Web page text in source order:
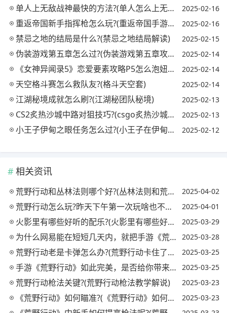
单人上无敌战神最快的方法?(单人怎么上无敌战神) 2025-02-16
重返帝国新手指挥枪怎么玩?(重返帝国手游玩法) 2025-02-16
禁忌之地的结局是什么?(禁忌之地结局解读) 2025-02-15
伪装游戏第五章怎么过?(伪装游戏第五章攻略) 2025-02-14
《女神异闻录5》恋爱要素攻略P5怎么泡妞?(女神异闻录5恋爱怎么合成) 2025-02-14
天空格斗赛怎么救队友?(格斗天空套) 2025-02-14
江湖秘境成就怎么刷?(江湖秘团队秘境) 2025-02-13
CS2炙热沙城中路对狙技巧?(csgo炙热沙城2中门穿点) 2025-02-13
小王子伊甸之眼任务怎么过?(小王子在伊甸之眼怎么过) 2025-02-12
相关资讯
荒野行动和丛林法则哪个好?(丛林法则和荒野行动哪个先出) 2025-04-02
荒野行动怎么玩?昨天下午第一次玩啥也不会，新手指南没有，而且画质还差，你怎么看? 2025-04-01
火影里有哪些好听的配乐?(火影里有哪些好听的配乐歌曲) 2025-03-29
为什么网易能在短短几天内，就把手游《荒野行动》移植到PC上了呢? 2025-03-28
荒野行动老是卡弹怎么办?(荒野行动卡住了怎么办) 2025-03-25
手游《荒野行动》如此完美，是否给你带来了愉快的吃鸡体验?(游戏 荒野行动) 2025-03-25
荒野行动枪法关键?(荒野行动枪法教学解说) 2025-03-23
《荒野行动》如何瞄准?(《荒野行动》如何瞄准准星) 2025-03-23